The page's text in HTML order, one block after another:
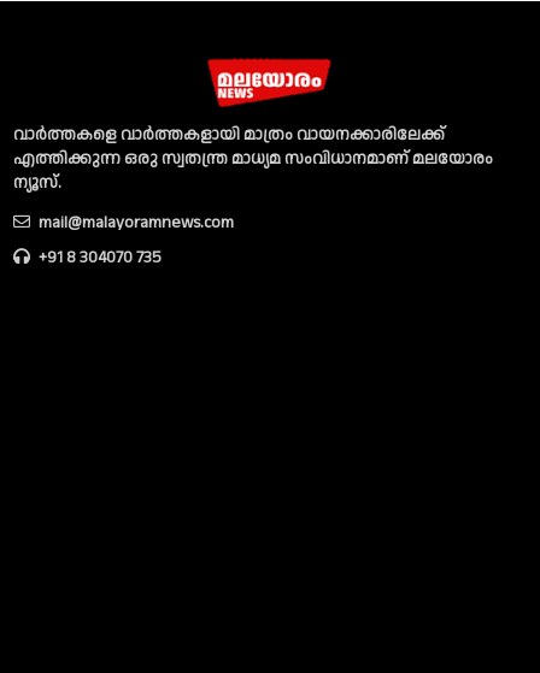
വാര്‍ത്തകളെ വാര്‍ത്തകളായി മാത്രം വായനക്കാരിലേക്ക്
എത്തിക്കുന്ന ഒരു സ്വതന്ത്ര മാധ്യമ സംവിധാനമാണ് മലയോരം
ന്യൂസ്‌.
mail@malayoramnews.com
+91 8 304070 735